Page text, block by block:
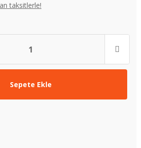
taksitlerle!
Sepete Ekle